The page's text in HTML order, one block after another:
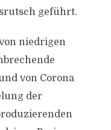
geführt.
niedrigen
von Corona
der